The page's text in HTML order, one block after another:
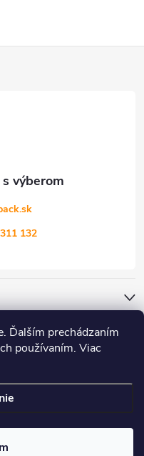
Ďalším prechádzaním
používaním. Viac
132
práva vyhradené.